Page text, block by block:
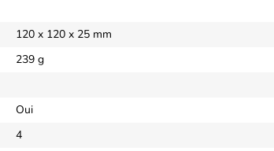
120 x 120 x 25 mm
239 g
Oui
4